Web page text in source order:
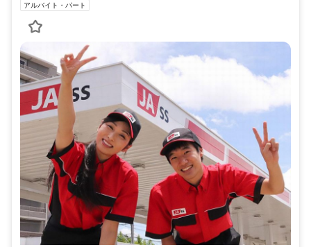
アルバイト・パート